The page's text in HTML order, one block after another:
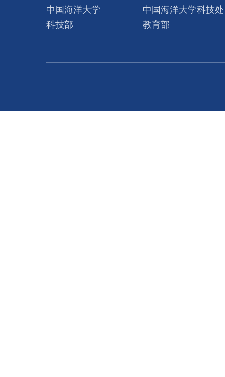
中国海洋大学
中国海洋大学科技处
科技部
教育部